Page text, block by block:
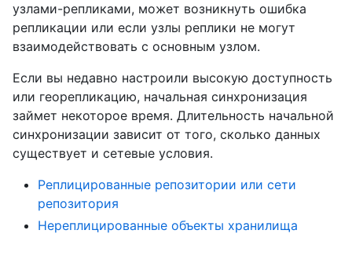
узлами-репликами, может возникнуть ошибка
репликации или если узлы реплики не могут
взаимодействовать с основным узлом.
Если вы недавно настроили высокую доступность
или георепликацию, начальная синхронизация
займет некоторое время. Длительность начальной
синхронизации зависит от того, сколько данных
существует и сетевые условия.
Реплицированные репозитории или сети
репозитория
Нереплицированные объекты хранилища